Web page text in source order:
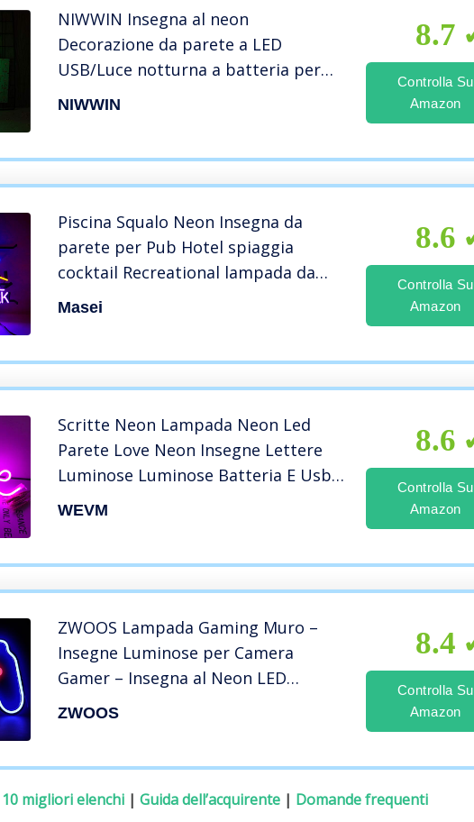
NIWWIN Insegna al neon
Decorazione da parete a LED
USB/Luce notturna a batteria per
Natale Regalo di compleanno Festa
NIWWIN
8.7
Controlla Su
Amazon
Piscina Squalo Neon Insegna da
parete per Pub Hotel spiaggia
cocktail Recreational lampada da
parete Room Decor Home Camera da
Masei
8.6
Controlla Su
Amazon
Scritte Neon Lampada Neon Led
Parete Love Neon Insegne Lettere
Luminose Luminose Batteria E Usb
Insegna Luminosa Led Motorizzato
WEVM
8.6
Controlla Su
Amazon
ZWOOS Lampada Gaming Muro –
Insegne Luminose per Camera
Gamer – Insegna al Neon LED
alimentata a USB – Luce al Neon per
ZWOOS
8.4
Controlla Su
Amazon
10 migliori elenchi | Guida dell’acquirente | Domande frequenti